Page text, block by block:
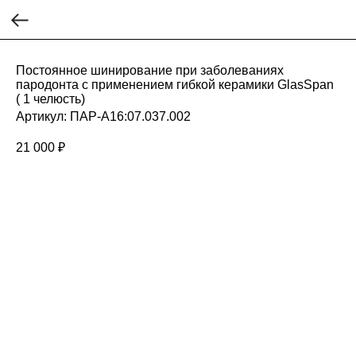
Постоянное шинирование при заболеваниях
пародонта с применением гибкой керамики GlasSpan
( 1 челюсть)
Артикул: ПАР-A16:07.037.002
21 000 ₽